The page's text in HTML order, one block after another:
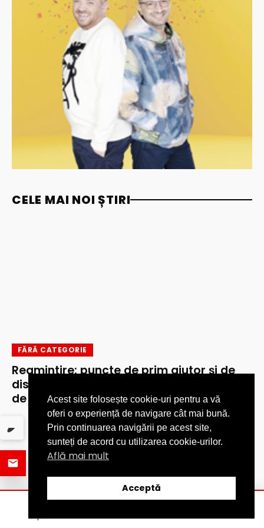
CELE MAI NOI ȘTIRI
FĂRĂ CATEGORIE
Reamintire: puncte de prim ajutor și de
distribuire a apei potabile, în perioadele
de caniculă, în municipiul Pitești!
Acest site folosește cookie-uri pentru a vă
oferi o experiență de navigare cât mai bună.
Prin continuarea navigării pe acest site,
sunteți de acord cu utilizarea cookie-urilor.
Află mai mult
Acceptă